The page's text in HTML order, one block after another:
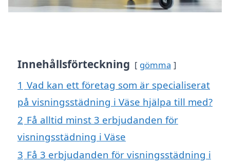
Innehållsförteckning gömma
1 Vad kan ett företag som är specialiserat
på visningsstädning i Väse hjälpa till med?
2 Få alltid minst 3 erbjudanden för
visningsstädning i Väse
3 Få 3 erbjudanden för visningsstädning i